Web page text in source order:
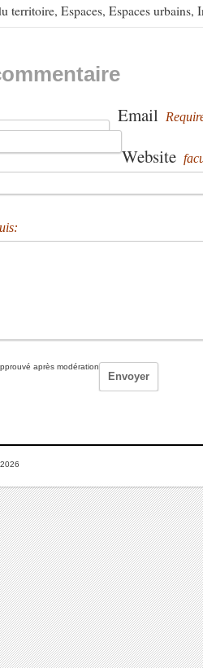
territoire, Espaces, Espaces urbains,
Email
Website
après modération